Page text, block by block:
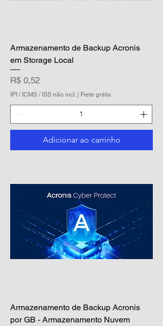
Armazenamento de Backup Acronis
em Storage Local
Preço
R$ 0,52
IPI / ICMS / ISS não incl.| Frete grátis
Adicionar ao carrinho
Armazenamento de Backup Acronis
por GB - Armazenamento Nuvem